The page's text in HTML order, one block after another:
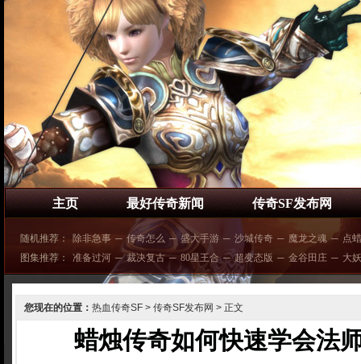
主页 最好传奇新闻 传奇SF发布网
随机推荐： 除非急事 ─ 传奇怎么 ─ 盛大手游 ─ 沙城传奇 ─ 魔龙之魂 ─ 点
图集推荐：
准备过河 ─ 裁决复古 ─ 80星王合 ─ 超变态版 ─ 金谷田庄 ─ 大
您现在的位置： 热血传奇SF > 传奇SF发布网 > 正文
蜡烛传奇如何快速学会法